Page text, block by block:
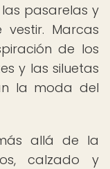
pasarelas y
Marcas
de los
y las siluetas
la moda del
allá de la
calzado y